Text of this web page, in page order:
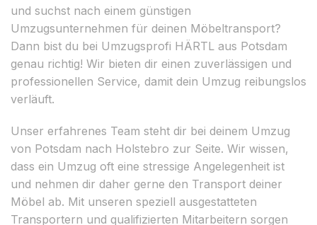
und suchst nach einem günstigen
Umzugsunternehmen für deinen Möbeltransport?
Dann bist du bei Umzugsprofi HÄRTL aus Potsdam
genau richtig! Wir bieten dir einen zuverlässigen und
professionellen Service, damit dein Umzug reibungslos
verläuft.
Unser erfahrenes Team steht dir bei deinem Umzug
von Potsdam nach Holstebro zur Seite. Wir wissen,
dass ein Umzug oft eine stressige Angelegenheit ist
und nehmen dir daher gerne den Transport deiner
Möbel ab. Mit unseren speziell ausgestatteten
Transportern und qualifizierten Mitarbeitern sorgen